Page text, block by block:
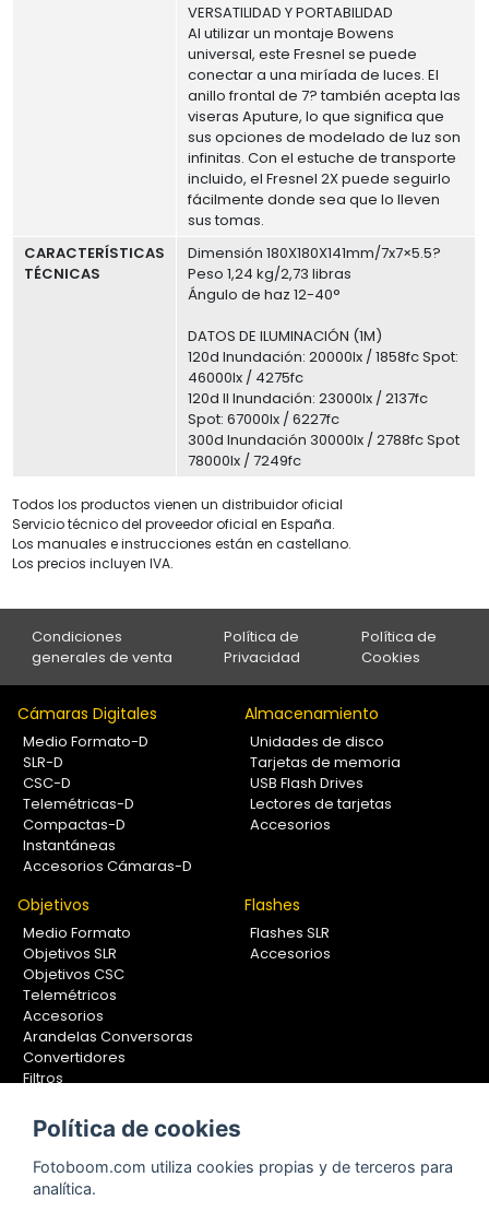
VERSATILIDAD Y PORTABILIDAD
Al utilizar un montaje Bowens
universal, este Fresnel se puede
conectar a una miríada de luces. El
anillo frontal de 7? también acepta las
viseras Aputure, lo que significa que
sus opciones de modelado de luz son
infinitas. Con el estuche de transporte
incluido, el Fresnel 2X puede seguirlo
fácilmente donde sea que lo lleven
sus tomas.
CARACTERÍSTICAS
TÉCNICAS
Dimensión 180X180X141mm/7x7×5.5?
Peso 1,24 kg/2,73 libras
Ángulo de haz 12-40°
DATOS DE ILUMINACIÓN (1M)
120d Inundación: 20000lx / 1858fc Spot:
46000lx / 4275fc
120d II Inundación: 23000lx / 2137fc
Spot: 67000lx / 6227fc
300d Inundación 30000lx / 2788fc Spot
78000lx / 7249fc
Todos los productos vienen un distribuidor oficial
Servicio técnico del proveedor oficial en España.
Los manuales e instrucciones están en castellano.
Los precios incluyen IVA.
Condiciones
generales de venta
Política de
Privacidad
Política de
Cookies
Cámaras Digitales
Medio Formato-D
SLR-D
CSC-D
Telemétricas-D
Compactas-D
Instantáneas
Accesorios Cámaras-D
Almacenamiento
Unidades de disco
Tarjetas de memoria
USB Flash Drives
Lectores de tarjetas
Accesorios
Objetivos
Medio Formato
Objetivos SLR
Objetivos CSC
Telemétricos
Accesorios
Arandelas Conversoras
Convertidores
Filtros
Calibradores
Flashes
Flashes SLR
Accesorios
Soportes Fotografía
Monopiés
Política de cookies
Fotoboom.com utiliza cookies propias y de terceros para
analítica.